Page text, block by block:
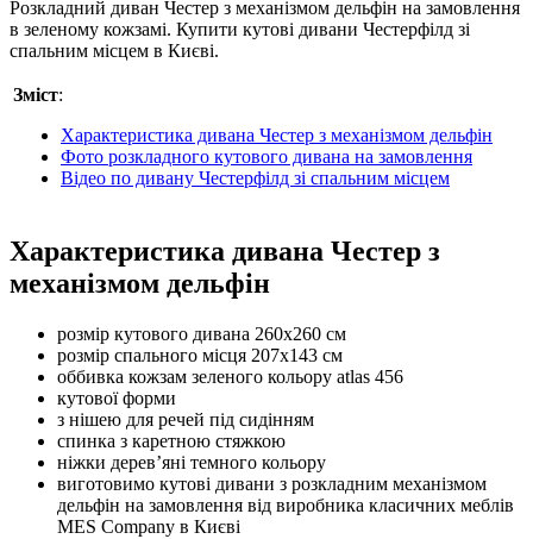
Розкладний диван Честер з механізмом дельфін на замовлення
в зеленому кожзамі. Купити кутові дивани Честерфілд зі
спальним місцем в Києві.
Зміст:
Характеристика дивана Честер з механізмом дельфін
Фото розкладного кутового дивана на замовлення
Відео по дивану Честерфілд зі спальним місцем
Характеристика дивана Честер з
механізмом дельфін
розмір кутового дивана 260х260 см
розмір спального місця 207х143 см
оббивка кожзам зеленого кольору atlas 456
кутової форми
з нішею для речей під сидінням
спинка з каретною стяжкою
ніжки дерев’яні темного кольору
виготовимо кутові дивани з розкладним механізмом
дельфін на замовлення від виробника класичних меблів
MES Company в Києві